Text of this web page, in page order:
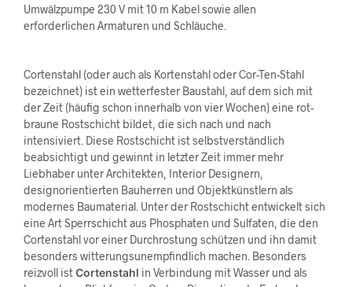
Umwälzpumpe 230 V mit 10 m Kabel sowie allen
erforderlichen Armaturen und Schläuche.
Cortenstahl (oder auch als Kortenstahl oder Cor-Ten-Stahl
bezeichnet) ist ein wetterfester Baustahl, auf dem sich mit
der Zeit (häufig schon innerhalb von vier Wochen) eine rot-
braune Rostschicht bildet, die sich nach und nach
intensiviert. Diese Rostschicht ist selbstverständlich
beabsichtigt und gewinnt in letzter Zeit immer mehr
Liebhaber unter Architekten, Interior Designern,
designorientierten Bauherren und Objektkünstlern als
modernes Baumaterial. Unter der Rostschicht entwickelt sich
eine Art Sperrschicht aus Phosphaten und Sulfaten, die den
Cortenstahl vor einer Durchrostung schützen und ihn damit
besonders witterungsunempfindlich machen. Besonders
reizvoll istCortenstahl in Verbindung mit Wasser und als